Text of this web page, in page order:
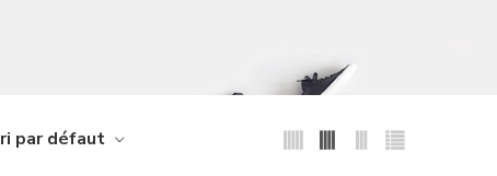
par défaut